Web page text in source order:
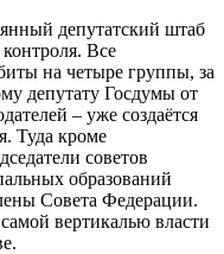
депутатский штаб
Все
на четыре группы, за
депутату Госдумы от
– уже создаётся
Туда кроме
советов
образований
Совета Федерации.
вертикалью власти